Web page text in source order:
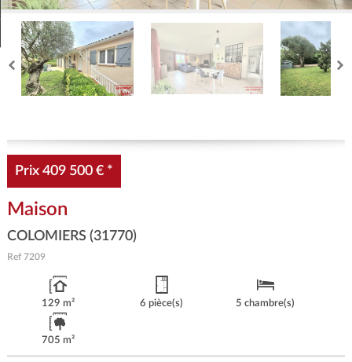
Estimez
Créer une alerte
Prix 409 500 € *
Maison
COLOMIERS (31770)
Ref 7209
129 m² 6 pièce(s) 5 chambre(s)
705 m²